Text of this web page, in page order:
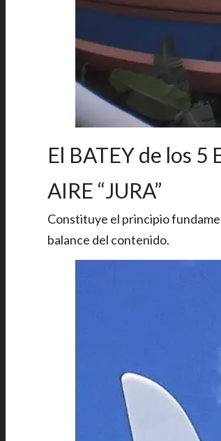
El BATEY de los 5
AIRE “JURA”
Constituye el principio
balance del contenido.